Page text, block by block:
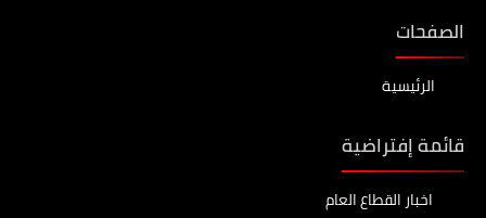
الصفحات
الرئيسية
قائمة إفتراضية
اخبار القطاع العام